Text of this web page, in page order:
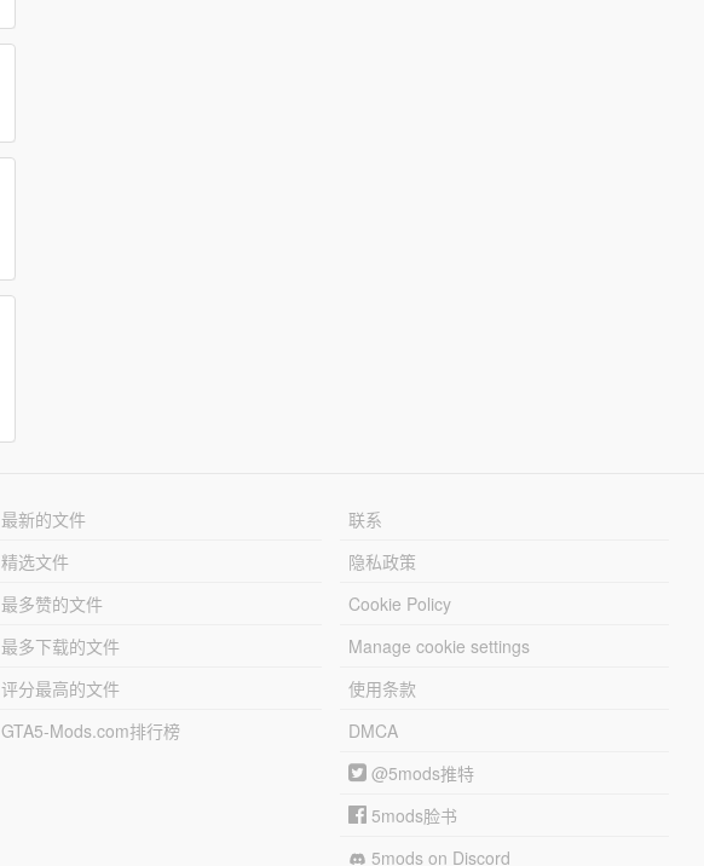
最新的文件
精选文件
最多赞的文件
最多下载的文件
评分最高的文件
GTA5-Mods.com排行榜
联系
隐私政策
Cookie Policy
Manage cookie settings
使用条款
DMCA
@5mods推特
5mods脸书
5mods on Discord